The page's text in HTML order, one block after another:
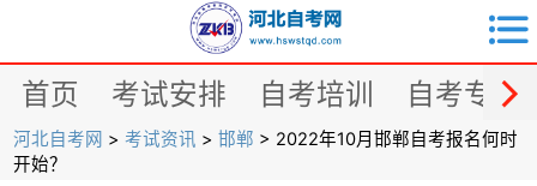

首页 考试安排 自考培训 自考专业

河北自考网 >考试资讯 >邯郸 > 2022年10月邯郸自考报名何时
开始？